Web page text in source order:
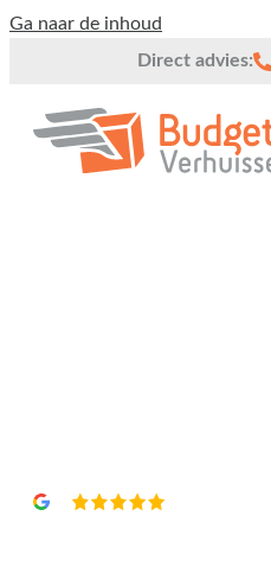
Ga naar de inhoud
Direct advies: